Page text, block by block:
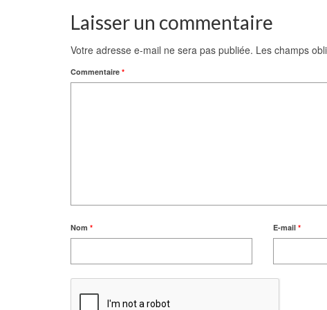
Laisser un commentaire
Votre adresse e-mail ne sera pas publiée. Les champs
Commentaire *
Nom * E-mail *